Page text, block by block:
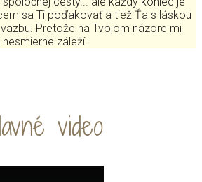
sa Ti poďakovať a tiež Ťa s láskou
Pretože na Tvojom názore mi
nesmierne záleží.
video